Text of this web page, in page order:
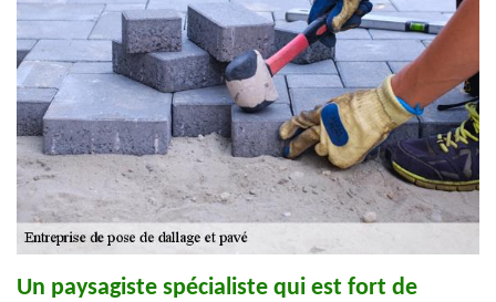
Un paysagiste spécialiste qui est fort de